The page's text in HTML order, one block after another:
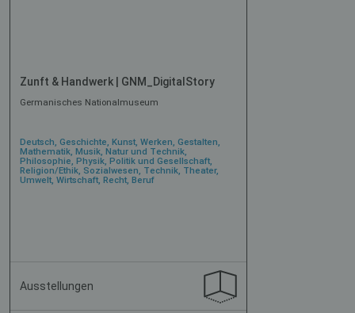
Zunft & Handwerk | GNM_DigitalStory
Germanisches Nationalmuseum
Deutsch, Geschichte, Kunst, Werken, Gestalten,
Mathematik, Musik, Natur und Technik,
Philosophie, Physik, Politik und Gesellschaft,
Religion/Ethik, Sozialwesen, Technik, Theater,
Umwelt, Wirtschaft, Recht, Beruf
Ausstellungen